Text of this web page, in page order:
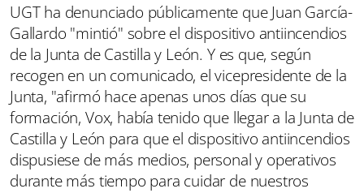
UGT ha denunciado públicamente que Juan García-
Gallardo "mintió" sobre el dispositivo antiincendios
de la Junta de Castilla y León. Y es que, según
recogen en un comunicado, el vicepresidente de la
Junta, "afirmó hace apenas unos días que su
formación, Vox, había tenido que llegar a la Junta de
Castilla y León para que el dispositivo antiincendios
dispusiese de más medios, personal y operativos
durante más tiempo para cuidar de nuestros